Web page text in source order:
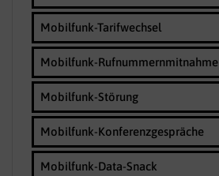
Mobilfunk-Tarifwechsel
Mobilfunk-Rufnummernmitnahme
Mobilfunk-Störung
Mobilfunk-Konferenzgespräche
Mobilfunk-Data-Snack